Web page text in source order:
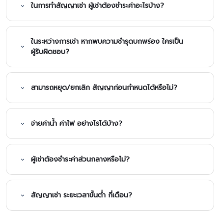
ในการทำสัญญาเช่า ผู้เช่าต้องชำระค่าอะไรบ้าง?
ในระหว่างการเช่า หากพบความชำรุดบกพร่อง ใครเป็น
ผู้รับผิดชอบ?
สามารถหยุด/ยกเลิก สัญญาก่อนกำหนดได้หรือไม่?
จ่ายค่าน้ำ ค่าไฟ อย่างไรได้บ้าง?
ผู้เช่าต้องชำระค่าส่วนกลางหรือไม่?
สัญญาเช่า ระยะเวลาขั้นต่ำ กี่เดือน?